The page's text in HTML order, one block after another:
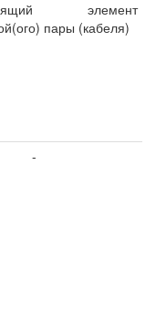
элемент
пары (кабеля)
-